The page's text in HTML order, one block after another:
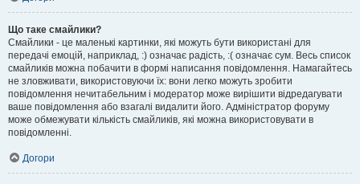
Що таке смайлики?
Смайлики - це маленькі картинки, які можуть бути використані для
передачі емоцій, наприклад, :) означає радість, :( означає сум. Весь список
смайликів можна побачити в формі написання повідомлення. Намагайтесь
не зловживати, використовуючи їх: вони легко можуть зробити
повідомлення нечитабельним і модератор може вирішити відредагувати
ваше повідомлення або взагалі видалити його. Адміністратор форуму
може обмежувати кількість смайликів, які можна використовувати в
повідомленні.
Догори